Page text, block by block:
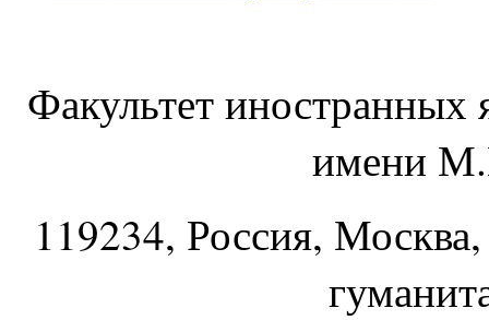
Факультет
имени
119234, Россия,